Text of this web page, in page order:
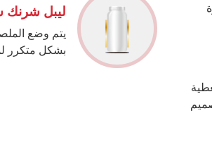
ليبل شرنك
يتم وضع
بشكل متكرر